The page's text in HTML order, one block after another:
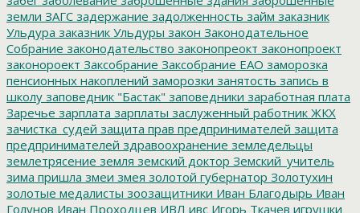
земли ЗАГС задержание задолженность займ заказник
Ульдура заказник Ульдуры закон Законодательное
Собрание законодательство законопреокт законопроект
законороект Заксобрание Заксобрание ЕАО заморозка
пенсионных накоплений заморозки занятость запись в
школу заповедник "Бастак" заповедники заработная плата
Заречье зарплата зарплаты заслуженный работник ЖКХ
зачистка_судей защита прав предпринимателей защита
предпринимателей здравоохранение земледельцы
землетрясение земля земский доктор Земский_учитель
зима пришла змеи змея золотой губернатор Золотухин
золотые медалисты зоозащитники Иван Благодырь Иван
Голунов Иван Проходцев ИВЛ ивс Игорь Ткачев игрушки